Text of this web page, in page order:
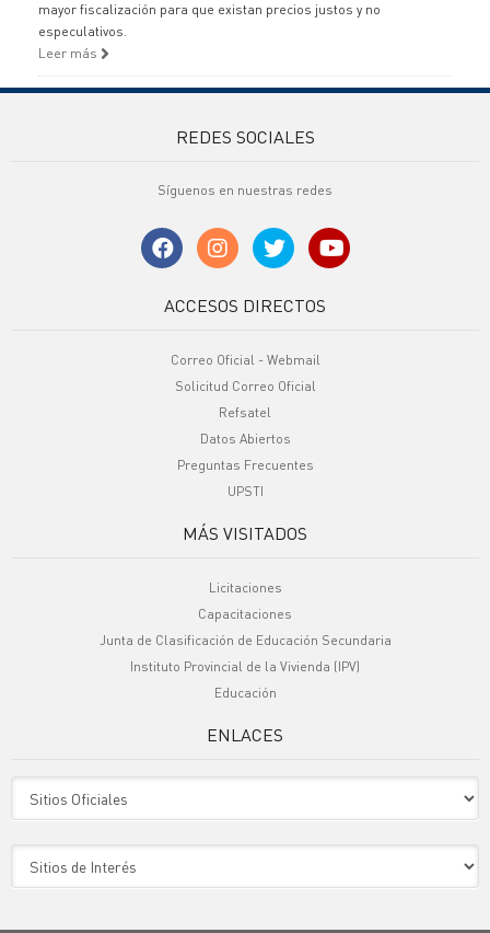
mayor fiscalización para que existan precios justos y no
especulativos.
Leer más
REDES SOCIALES
Síguenos en nuestras redes
ACCESOS DIRECTOS
Correo Oficial - Webmail
Solicitud Correo Oficial
Refsatel
Datos Abiertos
Preguntas Frecuentes
UPSTI
MÁS VISITADOS
Licitaciones
Capacitaciones
Junta de Clasificación de Educación Secundaria
Instituto Provincial de la Vivienda (IPV)
Educación
ENLACES